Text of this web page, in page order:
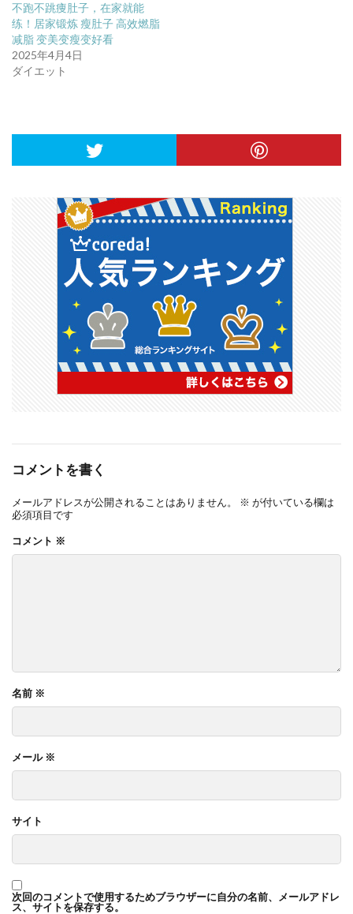
不跑不跳痩肚子，在家就能
练！居家锻炼 瘦肚子 高效燃脂
减脂 变美变瘦变好看
2025年4月4日
ダイエット
コメントを書く
メールアドレスが公開されることはありません。 ※ が付いている欄は
必須項目です
コメント ※
名前 ※
メール ※
サイト
次回のコメントで使用するためブラウザーに自分の名前、メールアドレ
ス、サイトを保存する。